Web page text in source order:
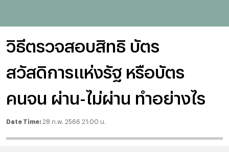
วิธีตรวจสอบสิทธิ บัตร
สวัสดิการแห่งรัฐ หรือบัตร
คนจน ผ่าน-ไม่ผ่าน ทำอย่างไร
Date Time: 28 ก.พ. 2566 21:00 น.